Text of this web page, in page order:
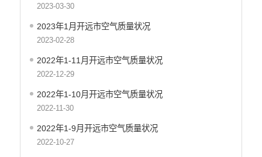
重大决策预公开
生态环境
环保信息公开
空气环保信息
水质环保信息
2023-03-30
2023年1月开远市空气质量状况
2023-02-28
2022年1-11月开远市空气质量状况
2022-12-29
2022年1-10月开远市空气质量状况
2022-11-30
2022年1-9月开远市空气质量状况
2022-10-27